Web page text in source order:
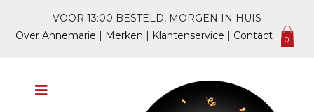
VOOR 13:00 BESTELD, MORGEN IN HUIS
Over Annemarie | Merken | Klantenservice | Contact 0